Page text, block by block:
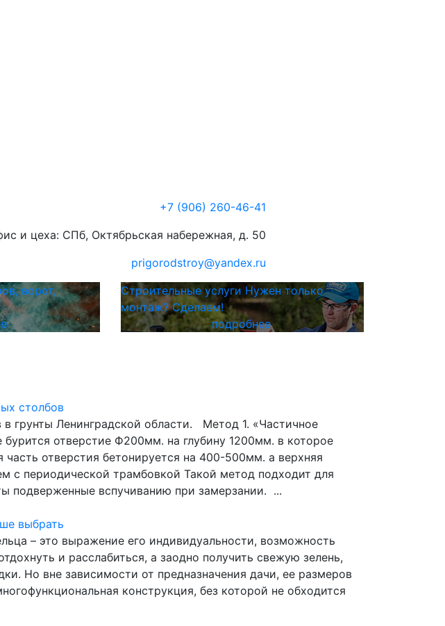
+7 (906) 260-46-41
и цеха: СПб, Октябрьская набережная, д. 50
prigorodstroy@yandex.ru
ворот,
Строительные услуги Нужен только
монтаж? Сделаем!
подробнее
столбов
грунты Ленинградской области. Метод 1. «Частичное
бурится отверстие Ф200мм. на глубину 1200мм. в которое
часть отверстия бетонируется на 400-500мм. а верхняя
с периодической трамбовкой Такой метод подходит для
подверженные вспучиванию при замерзании. ...
выбрать
– это выражение его индивидуальности, возможность
и расслабиться, а заодно получить свежую зелень,
Но вне зависимости от предназначения дачи, ее размеров
конструкция, без которой не обходится